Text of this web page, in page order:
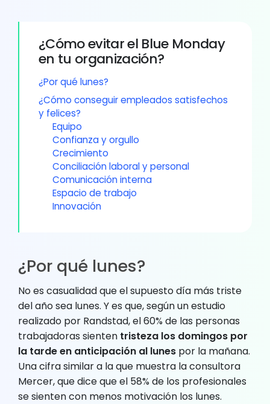
¿Cómo evitar el Blue Monday
en tu organización?
¿Por qué lunes?
¿Cómo conseguir empleados satisfechos
y felices?
Equipo
Confianza y orgullo
Crecimiento
Conciliación laboral y personal
Comunicación interna
Espacio de trabajo
Innovación
¿Por qué lunes?
No es casualidad que el supuesto día más triste
del año sea lunes. Y es que, según un estudio
realizado por Randstad, el 60% de las personas
trabajadoras sienten tristeza los domingos por
la tarde en anticipación al lunes por la mañana.
Una cifra similar a la que muestra la consultora
Mercer, que dice que el 58% de los profesionales
se sienten con menos motivación los lunes.